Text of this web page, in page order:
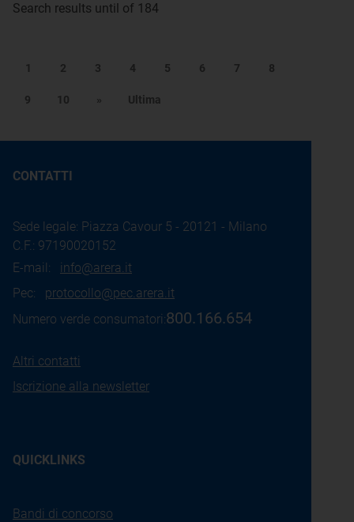
Search results until of 184
1 2 3 4 5 6 7 8
9 10 » Ultima
CONTATTI
Sede legale: Piazza Cavour 5 - 20121 - Milano
C.F.: 97190020152
E-mail: info@arera.it
Pec: protocollo@pec.arera.it
Numero verde consumatori:800.166.654
Altri contatti
Iscrizione alla newsletter
QUICKLINKS
Bandi di concorso